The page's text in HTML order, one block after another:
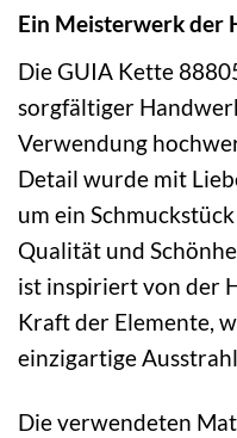
Ein Meisterwerk der
Die GUIA Kette
sorgfältiger
Verwendung
Detail wurde mit
um ein
Qualität und
ist inspiriert von der
Kraft der Elemente,
einzigartige
Die verwendeten